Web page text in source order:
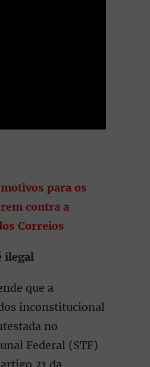
para os
contra a
Correios
ilegal
que a
inconstitucional
no
Federal (STF)